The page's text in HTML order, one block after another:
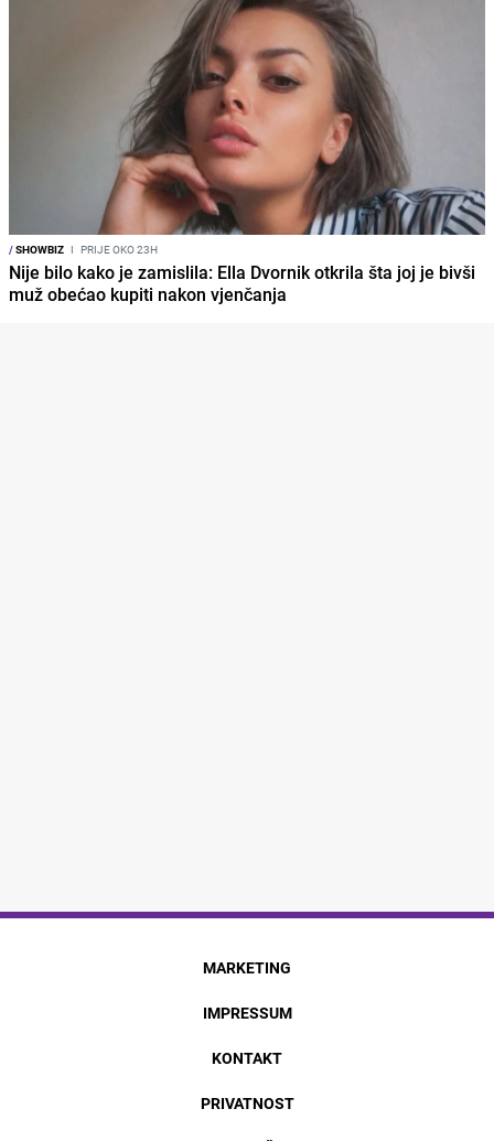
/SHOWBIZ I PRIJE OKO 23H
Nije bilo kako je zamislila: Ella Dvornik otkrila šta joj je bivši
muž obećao kupiti nakon vjenčanja
MARKETING
IMPRESSUM
KONTAKT
PRIVATNOST